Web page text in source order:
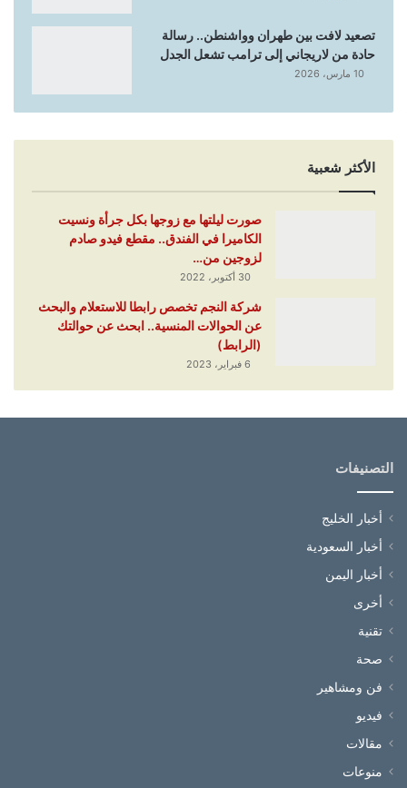
تصعيد لافت بين طهران وواشنطن.. رسالة
حادة من لاريجاني إلى ترامب تشعل الجدل
10 مارس، 2026
الأكثر شعبية
صورت ليلتها مع زوجها بكل جرأة ونسيت
الكاميرا في الفندق.. مقطع فيدو صادم
لزوجين من…
30 أكتوبر، 2022
شركة النجم تخصص رابطا للاستعلام والبحث
عن الحوالات المنسية.. ابحث عن حوالتك
(الرابط)
6 فبراير، 2023
التصنيفات
أخبار الخليج
أخبار السعودية
أخبار اليمن
أخرى
تقنية
صحة
فن ومشاهير
فيديو
مقالات
منوعات